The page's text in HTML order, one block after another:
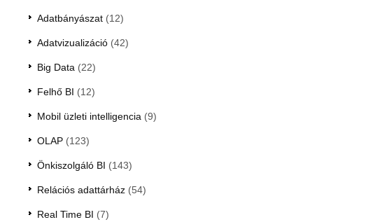
Adatbányászat (12)
Adatvizualizáció (42)
Big Data (22)
Felhő BI (12)
Mobil üzleti intelligencia (9)
OLAP (123)
Önkiszolgáló BI (143)
Relációs adattárház (54)
Real Time BI (7)